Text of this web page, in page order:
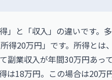
」と「収入」の違いです。
得20万円」です。所得とは
副業収入が年間30万円あ
は18万円。この場合は20